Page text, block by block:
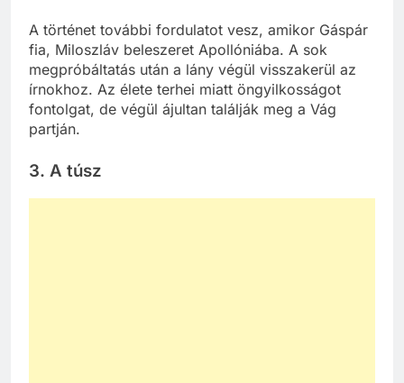
A történet további fordulatot vesz, amikor Gáspár
fia, Miloszláv beleszeret Apollóniába. A sok
megpróbáltatás után a lány végül visszakerül az
írnokhoz. Az élete terhei miatt öngyilkosságot
fontolgat, de végül ájultan találják meg a Vág
partján.
3. A túsz